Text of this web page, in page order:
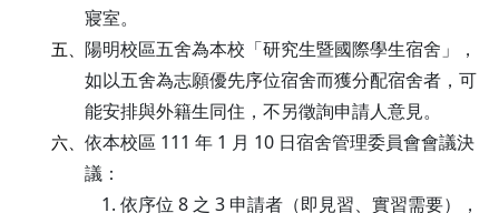
寢室。
五、 陽明校區五舍為本校「研究生暨國際學生宿舍」，
如以五舍為志願優先序位宿舍而獲分配宿舍者，可
能安排與外籍生同住，不另徵詢申請人意見。
六、 依本校區 111 年 1 月 10 日宿舍管理委員會會議決
議：
依序位 8 之 3 申請者（即見習、實習需要），